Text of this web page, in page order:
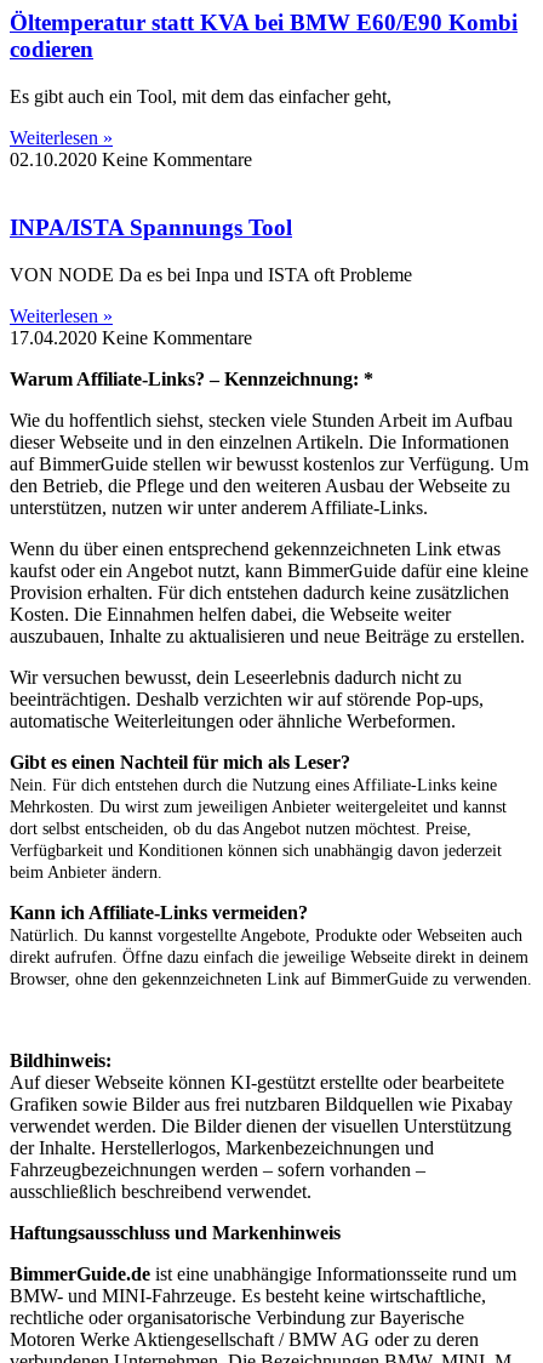
Öltemperatur statt KVA bei BMW E60/E90 Kombi
codieren
Es gibt auch ein Tool, mit dem das einfacher geht,
Weiterlesen »
02.10.2020 Keine Kommentare
INPA/ISTA Spannungs Tool
VON NODE Da es bei Inpa und ISTA oft Probleme
Weiterlesen »
17.04.2020 Keine Kommentare
Warum Affiliate-Links? – Kennzeichnung: *
Wie du hoffentlich siehst, stecken viele Stunden Arbeit im Aufbau
dieser Webseite und in den einzelnen Artikeln. Die Informationen
auf BimmerGuide stellen wir bewusst kostenlos zur Verfügung. Um
den Betrieb, die Pflege und den weiteren Ausbau der Webseite zu
unterstützen, nutzen wir unter anderem Affiliate-Links.
Wenn du über einen entsprechend gekennzeichneten Link etwas
kaufst oder ein Angebot nutzt, kann BimmerGuide dafür eine kleine
Provision erhalten. Für dich entstehen dadurch keine zusätzlichen
Kosten. Die Einnahmen helfen dabei, die Webseite weiter
auszubauen, Inhalte zu aktualisieren und neue Beiträge zu erstellen.
Wir versuchen bewusst, dein Leseerlebnis dadurch nicht zu
beeinträchtigen. Deshalb verzichten wir auf störende Pop-ups,
automatische Weiterleitungen oder ähnliche Werbeformen.
Gibt es einen Nachteil für mich als Leser?
Nein. Für dich entstehen durch die Nutzung eines Affiliate-Links keine
Mehrkosten. Du wirst zum jeweiligen Anbieter weitergeleitet und kannst
dort selbst entscheiden, ob du das Angebot nutzen möchtest. Preise,
Verfügbarkeit und Konditionen können sich unabhängig davon jederzeit
beim Anbieter ändern.
Kann ich Affiliate-Links vermeiden?
Natürlich. Du kannst vorgestellte Angebote, Produkte oder Webseiten auch
direkt aufrufen. Öffne dazu einfach die jeweilige Webseite direkt in deinem
Browser, ohne den gekennzeichneten Link auf BimmerGuide zu verwenden.
Bildhinweis:
Auf dieser Webseite können KI-gestützt erstellte oder bearbeitete
Grafiken sowie Bilder aus frei nutzbaren Bildquellen wie Pixabay
verwendet werden. Die Bilder dienen der visuellen Unterstützung
der Inhalte. Herstellerlogos, Markenbezeichnungen und
Fahrzeugbezeichnungen werden – sofern vorhanden –
ausschließlich beschreibend verwendet.
Haftungsausschluss und Markenhinweis
BimmerGuide.de ist eine unabhängige Informationsseite rund um
BMW- und MINI-Fahrzeuge. Es besteht keine wirtschaftliche,
rechtliche oder organisatorische Verbindung zur Bayerische
Motoren Werke Aktiengesellschaft / BMW AG oder zu deren